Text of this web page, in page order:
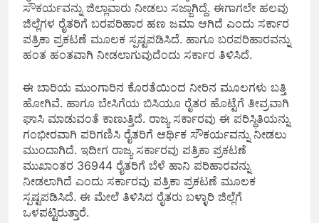
ಸೌಕರ್ಯವನ್ನು ಜಿಲ್ಲಾವಾರು ನೀಡಲು ಸಜ್ಜಾಗಿದ್ದೆ. ಈಗಾಗಲೇ ಹಲವು
ಜಿಲ್ಲೆಗಳ ರೈತರಿಗೆ ಬರಪರಿಹಾರ ಹಣ ಜಮಾ ಆಗಿದೆ ಎಂದು ಸರ್ಕಾರ
ಪತ್ರಿಕಾ ಪ್ರಕಟಣೆ ಮೂಲಕ ಸ್ಪಷ್ಟಪಡಿಸಿದೆ. ಹಾಗೂ ಬರಪರಿಹಾರವನ್ನು
ಹಂತ ಹಂತವಾಗಿ ನೀಡಲಾಗುವುದೆಂದು ಸರ್ಕಾರ ತಿಳಿಸಿದೆ.
ಈ ಬಾರಿಯ ಮುಂಗಾರಿನ ಕೊರತೆಯಿಂದ ನೀರಿನ ಮೂಲಗಳು ಬತ್ತಿ
ಹೋಗಿವೆ. ಹಾಗೂ ಬೇಸಿಗೆಯ ಬಿಸಿಯೂ ರೈತರ ಹೊಟ್ಟೆಗೆ ತೀವ್ರವಾಗಿ
ಘಾಸಿ ಮಾಡುವಂತೆ ಕಾಣುತ್ತಿದೆ. ರಾಜ್ಯ ಸರ್ಕಾರವು ಈ ಪರಿಸ್ಥಿತಿಯನ್ನು
ಗಂಭೀರವಾಗಿ ಪರಿಗಣಿಸಿ ರೈತರಿಗೆ ಆರ್ಥಿಕ ಸೌಕರ್ಯವನ್ನು ನೀಡಲು
ಮುಂದಾಗಿದೆ. ಇದೀಗ ರಾಜ್ಯ ಸರ್ಕಾರವು ಪತ್ರಿಕಾ ಪ್ರಕಟಣೆ
ಮುಖಾಂತರ 36944 ರೈತರಿಗೆ ಬೆಳೆ ಹಾನಿ ಪರಿಹಾರವನ್ನು
ನೀಡಲಾಗಿದೆ ಎಂದು ಸರ್ಕಾರವು ಪತ್ರಿಕಾ ಪ್ರಕಟಣೆ ಮೂಲಕ
ಸ್ಪಷ್ಟಪಡಿಸಿದೆ. ಈ ಮೇಲೆ ತಿಳಿಸಿದ ರೈತರು ಬಳ್ಳಾರಿ ಜಿಲ್ಲೆಗೆ
ಒಳಪಟ್ಟಿರುತ್ತಾರೆ.